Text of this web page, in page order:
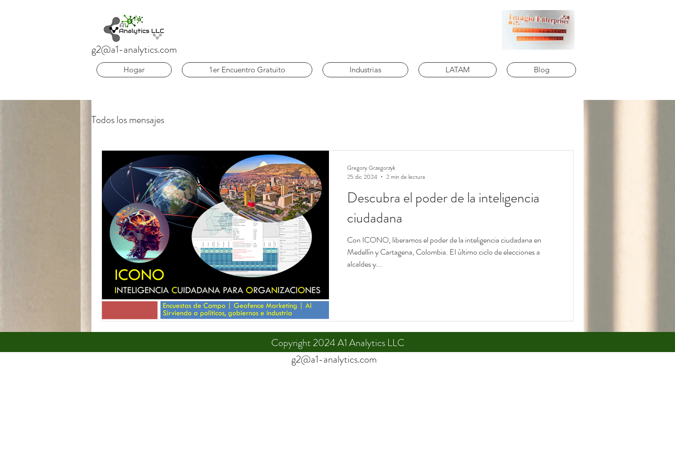
g2@a1-analytics.com
Hogar 1er Encuentro Gratuito Industrias LATAM Blog
Todos los mensajes
Descubra el poder de la inteligencia
ciudadana
Con ICONO, liberamos el poder de la inteligencia ciudadana en
Medellín y Cartagena, Colombia. El último ciclo de elecciones a
alcaldes y...
Gregory Grzegorzyk
25 dic 2024
2 min de lectura
Copyright 2024 A1 Analytics LLC
g2@a1-analytics.com